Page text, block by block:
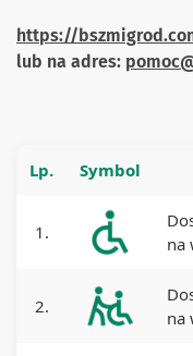
https://
lub na adres:
Lp. Symbol
1.
na
2.
na